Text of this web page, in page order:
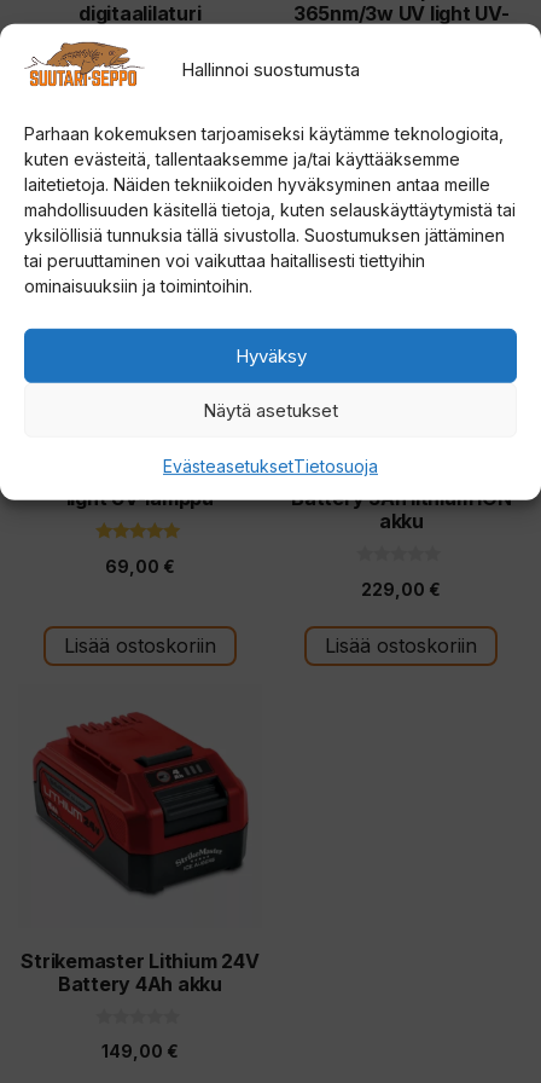
Hallinnoi suostumusta
Parhaan kokemuksen tarjoamiseksi käytämme teknologioita,
kuten evästeitä, tallentaaksemme ja/tai käyttääksemme
laitetietoja. Näiden tekniikoiden hyväksyminen antaa meille
mahdollisuuden käsitellä tietoja, kuten selauskäyttäytymistä tai
yksilöllisiä tunnuksia tällä sivustolla. Suostumuksen jättäminen
tai peruuttaminen voi vaikuttaa haitallisesti tiettyihin
ominaisuuksiin ja toimintoihin.
Hyväksy
Näytä asetukset
EvästeasetuksetTietosuoja
digitaalilaturi
0
5
t
14,90
Lisää ostoskoriin
365nm/3w UV light UV-
s
t
ä
Lisää ostoskoriin
Gulff Hero 365nm/5W UV
light UV-lamppu
5:stä
69,00 €
Lisää ostoskoriin
Strikemaster Lithium 40V
Battery 5Ah lithium ION
akku
5
s
t
ä
229,00 €
Lisää ostoskoriin
Strikemaster Lithium 24V
Battery 4Ah akku
149,00 €